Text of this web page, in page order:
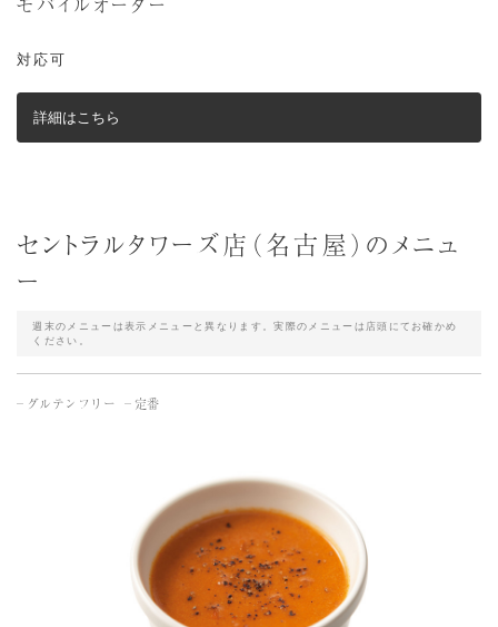
対応可
詳細はこちら
セントラルタワーズ店（名古屋）のメニュ
ー
週末のメニューは表示メニューと異なります。実際のメニューは店頭にてお確かめ
ください。
グルテンフリー 定番